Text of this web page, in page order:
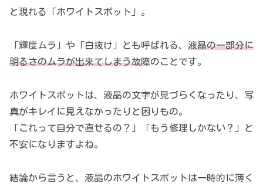
と現れる「ホワイトスポット」。
「輝度ムラ」や「白抜け」とも呼ばれる、 液晶の一部分に
明るさのムラが出来てしまう故障のことです。
ホワイトスポットは、液晶の文字が見づらくなったり、写
真がキレイに見えなかったりと困りもの。
「これって自分で直せるの？」「もう修理しかない？」と
不安になりますよね。
結論から言うと、液晶のホワイトスポットは一時的に薄く